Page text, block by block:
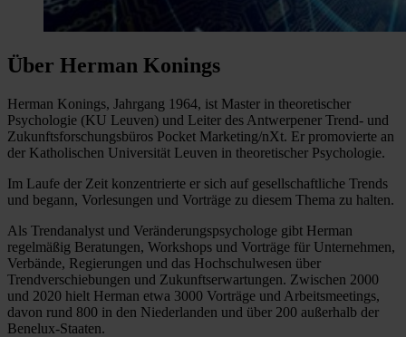
Über Herman Konings
Herman Konings, Jahrgang 1964, ist Master in theoretischer
Psychologie (KU Leuven) und Leiter des Antwerpener Trend- und
Zukunftsforschungsbüros Pocket Marketing/nXt. Er promovierte an
der Katholischen Universität Leuven in theoretischer Psychologie.
Im Laufe der Zeit konzentrierte er sich auf gesellschaftliche Trends
und begann, Vorlesungen und Vorträge zu diesem Thema zu halten.
Als Trendanalyst und Veränderungspsychologe gibt Herman
regelmäßig Beratungen, Workshops und Vorträge für Unternehmen,
Verbände, Regierungen und das Hochschulwesen über
Trendverschiebungen und Zukunftserwartungen. Zwischen 2000
und 2020 hielt Herman etwa 3000 Vorträge und Arbeitsmeetings,
davon rund 800 in den Niederlanden und über 200 außerhalb der
Benelux-Staaten.